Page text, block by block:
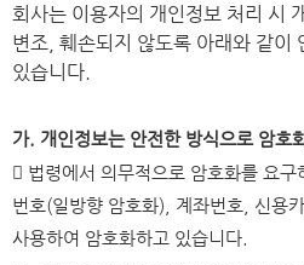
회사는 이용자의 개인정보 처리 시
변조, 훼손되지 않도록 아래와 같이
있습니다.
가. 개인정보는 안전한 방식으로 암호
 법령에서 의무적으로 암호화를 요
번호(일방향 암호화), 계좌번호, 신용
사용하여 암호화하고 있습니다.